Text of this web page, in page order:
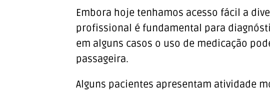
Embora hoje tenhamos acesso fácil a
profissional é fundamental para
em alguns casos o uso de medicação
passageira.
Alguns pacientes apresentam atividade